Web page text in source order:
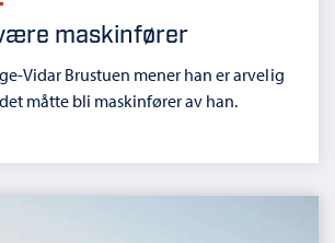
maskinfører
Vidar Brustuen mener han er arvelig
måtte bli maskinfører av han.